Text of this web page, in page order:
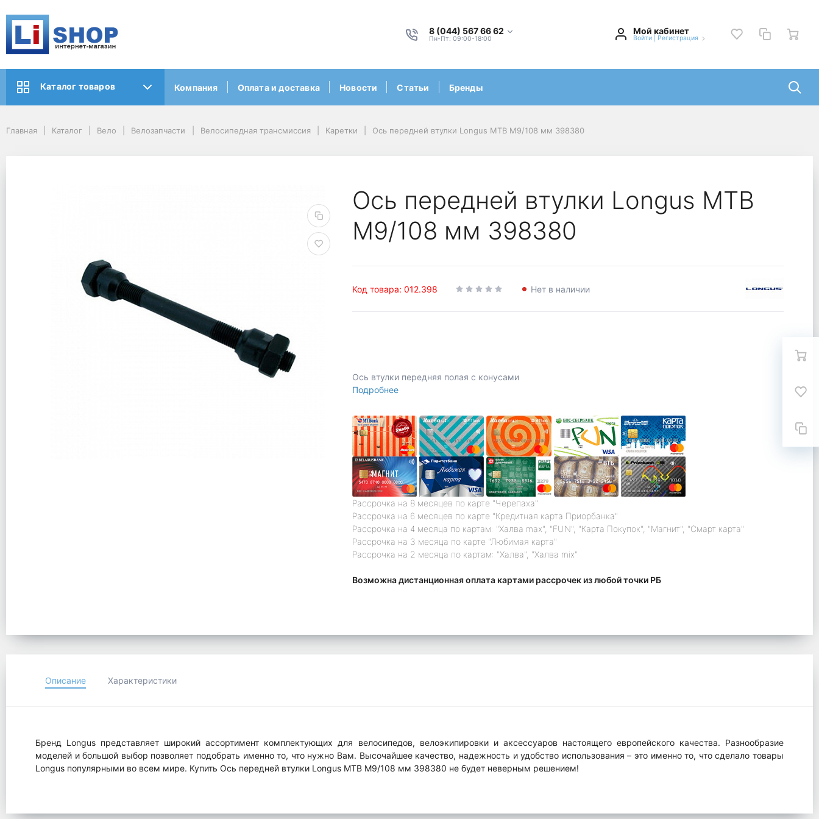
8 (044) 567 66 62
Пн-Пт: 09:00-18:00
Мой кабинет
Войти Регистрация
Каталог товаров Компания Оплата и доставка Новости Статьи Бренды
Главная Каталог Вело Велозапчасти Велосипедная трансмиссия Каретки Ось передней втулки Longus MTB М9/108 мм 398380
Ось передней втулки Longus MTB
М9/108 мм 398380
Код товара: 012.398 Нет в наличии
Ось втулки передняя полая с конусами
Подробнее
Рассрочка на 8 месяцев по карте "Черепаха"
Рассрочка на 6 месяцев по карте "Кредитная карта Приорбанка"
Рассрочка на 4 месяца по картам: "Халва max", "FUN", "Карта Покупок", "Магнит", "Смарт карта"
Рассрочка на 3 месяца по карте "Любимая карта"
Рассрочка на 2 месяца по картам: "Халва", "Халва mix"
Возможна дистанционная оплата картами рассрочек из любой точки РБ
Описание Характеристики
Бренд Longus представляет широкий ассортимент комплектующих для велосипедов, велоэкипировки и аксессуаров настоящего европейского качества. Разнообразие
моделей и большой выбор позволяет подобрать именно то, что нужно Вам. Высочайшее качество, надежность и удобство использования – это именно то, что сделало товары
Longus популярными во всем мире. Купить Ось передней втулки Longus MTB М9/108 мм 398380 не будет неверным решением!